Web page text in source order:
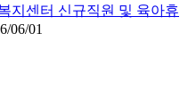
지센터 신규직원 및 육아휴
06/01